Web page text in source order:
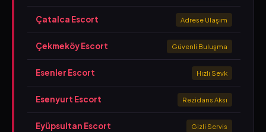
Çatalca Escort Adrese Ulaşım
Çekmeköy Escort Güvenli Buluşma
Esenler Escort Hızlı Sevk
Esenyurt Escort Rezidans Aksı
Eyüpsultan Escort Gizli Servis